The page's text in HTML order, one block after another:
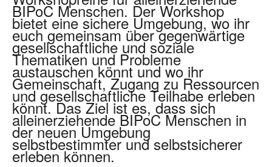
BIPoC Menschen. Der Workshop
bietet eine sichere Umgebung, wo ihr
euch gemeinsam über gegenwärtige
gesellschaftliche und soziale
Thematiken und Probleme
austauschen könnt und wo ihr
Gemeinschaft, Zugang zu Ressourcen
und gesellschaftliche Teilhabe erleben
könnt. Das Ziel ist es, dass sich
alleinerziehende BIPoC Menschen in
der neuen Umgebung
selbstbestimmter und selbstsicherer
erleben können.